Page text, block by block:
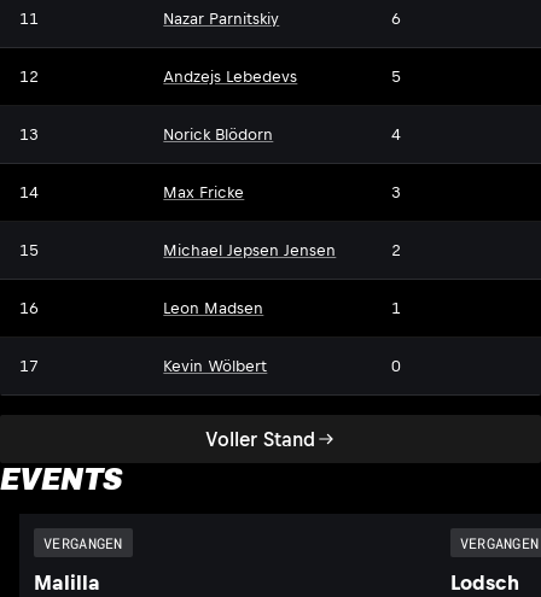
Voller Stand
11 Nazar Parnitskiy 6
12 Andzejs Lebedevs 5
13 Norick Blödorn 4
14 Max Fricke 3
15 Michael Jepsen Jensen 2
16 Leon Madsen 1
17 Kevin Wölbert 0
EVENTS
VERGANGEN
Malilla
VERGANGEN
Lodsch